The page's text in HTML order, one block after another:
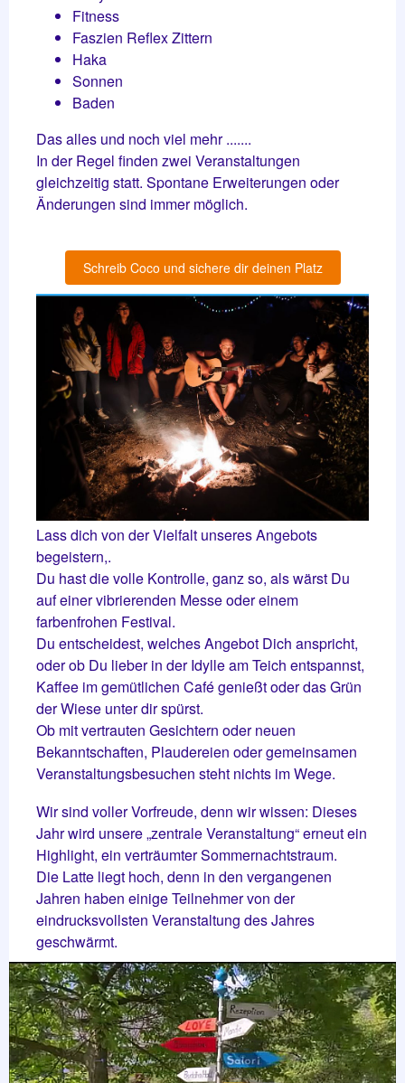
Fitness
Faszien Reflex Zittern
Haka
Sonnen
Baden
Das alles und noch viel mehr .......
In der Regel finden zwei Veranstaltungen
gleichzeitig statt. Spontane Erweiterungen oder
Änderungen sind immer möglich.
Schreib Coco und sichere dir deinen Platz
Lass dich von der Vielfalt unseres Angebots
begeistern,.
Du hast die volle Kontrolle, ganz so, als wärst Du
auf einer vibrierenden Messe oder einem
farbenfrohen Festival.
Du entscheidest, welches Angebot Dich anspricht,
oder ob Du lieber in der Idylle am Teich entspannst,
Kaffee im gemütlichen Café genießt oder das Grün
der Wiese unter dir spürst.
Ob mit vertrauten Gesichtern oder neuen
Bekanntschaften, Plaudereien oder gemeinsamen
Veranstaltungsbesuchen steht nichts im Wege.
Wir sind voller Vorfreude, denn wir wissen: Dieses
Jahr wird unsere „zentrale Veranstaltung“ erneut ein
Highlight, ein verträumter Sommernachtstraum.
Die Latte liegt hoch, denn in den vergangenen
Jahren haben einige Teilnehmer von der
eindrucksvollsten Veranstaltung des Jahres
geschwärmt.